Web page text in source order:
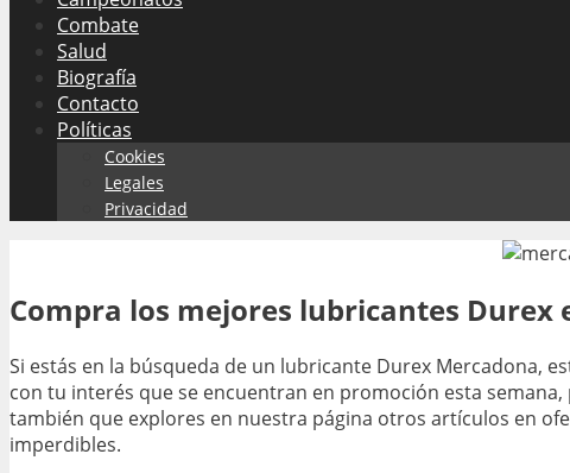
Combate
Salud
Biografía
Contacto
Políticas
Cookies
Legales
Privacidad
Compra los mejores lubricantes Durex
Si estás en la búsqueda de un lubricante Durex Mercadona,
con tu interés que se encuentran en promoción esta
también que explores en nuestra página otros artículos en
imperdibles.